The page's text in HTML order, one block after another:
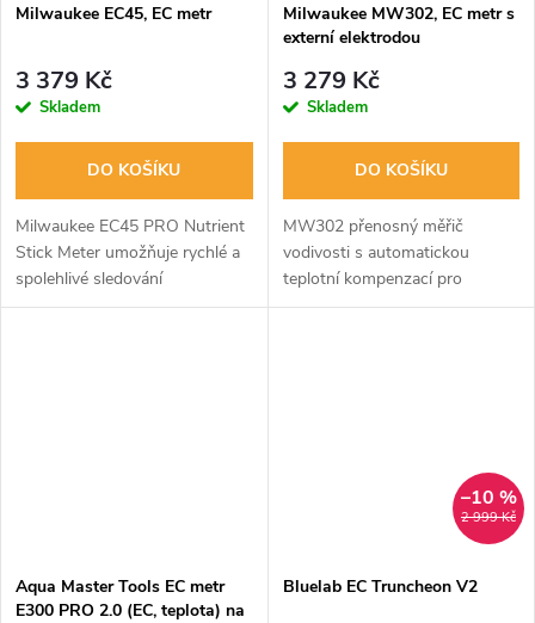
Milwaukee EC45, EC metr
3 379 Kč
Skladem
DO KOŠÍKU
Milwaukee EC45 PRO Nutrient
Stick Meter umožňuje rychlé a
spolehlivé sledování
koncentrace živin v hydroponii
Milwaukee MW302, EC metr s
externí elektrodou
3 279 Kč
Skladem
DO KOŠÍKU
MW302 přenosný měřič
vodivosti s automatickou
teplotní kompenzací pro
zemědělské trhy. Rozsah 0,0 -
Aqua Master Tools EC metr
E300 PRO 2.0 (EC, teplota) na
2 999 Kč
–10 %
Bluelab EC Truncheon V2